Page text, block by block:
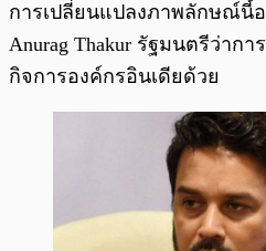
การเปลี่ยนแปลงภาพลักษณ์นี้
Anurag Thakur รัฐมนตรีว่าก
กิจการองค์กรอินเดียด้วย